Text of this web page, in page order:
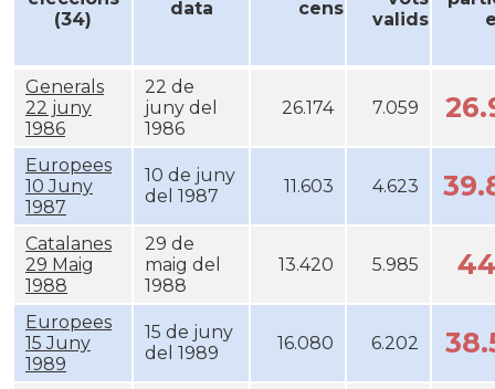
(34)
data cens
valids
Generals
22 juny
1986
22 de
juny del
1986
26.174 7.059
Europees
10 Juny
1987
10 de juny
del 1987
11.603 4.623
Catalanes
29 Maig
1988
29 de
maig del
1988
13.420 5.985
Europees
15 Juny
1989
15 de juny
del 1989
16.080 6.202